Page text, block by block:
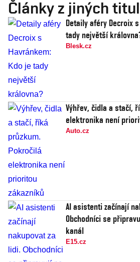
Články z jiných
Detaily aféry Decroix
tady největší
Blesk.cz
Výhřev, čidla a stačí,
elektronika není
Auto.cz
AI asistenti začínají
Obchodníci se
kanál
E15.cz